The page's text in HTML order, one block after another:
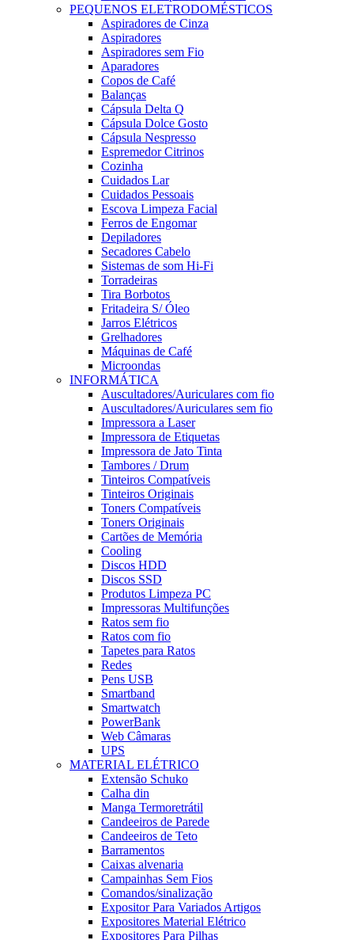
PEQUENOS ELETRODOMÉSTICOS
Aspiradores de Cinza
Aspiradores
Aspiradores sem Fio
Aparadores
Copos de Café
Balanças
Cápsula Delta Q
Cápsula Dolce Gosto
Cápsula Nespresso
Espremedor Citrinos
Cozinha
Cuidados Lar
Cuidados Pessoais
Escova Limpeza Facial
Ferros de Engomar
Depiladores
Secadores Cabelo
Sistemas de som Hi-Fi
Torradeiras
Tira Borbotos
Fritadeira S/ Óleo
Jarros Elétricos
Grelhadores
Máquinas de Café
Microondas
INFORMÁTICA
Auscultadores/Auriculares com fio
Auscultadores/Auriculares sem fio
Impressora a Laser
Impressora de Etiquetas
Impressora de Jato Tinta
Tambores / Drum
Tinteiros Compatíveis
Tinteiros Originais
Toners Compatíveis
Toners Originais
Cartões de Memória
Cooling
Discos HDD
Discos SSD
Produtos Limpeza PC
Impressoras Multifunções
Ratos sem fio
Ratos com fio
Tapetes para Ratos
Redes
Pens USB
Smartband
Smartwatch
PowerBank
Web Câmaras
UPS
MATERIAL ELÉTRICO
Extensão Schuko
Calha din
Manga Termoretrátil
Candeeiros de Parede
Candeeiros de Teto
Barramentos
Caixas alvenaria
Campainhas Sem Fios
Comandos/sinalização
Expositor Para Variados Artigos
Expositores Material Elétrico
Expositores Para Pilhas